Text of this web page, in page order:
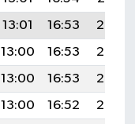
13:01 16:53
20:08
13:00 16:53
20:07
13:00 16:53
20:06
13:00 16:52
20:05